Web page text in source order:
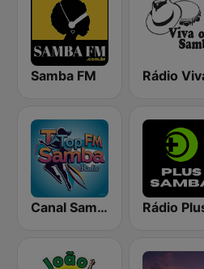
Samba FM
Canal Samba Top FM